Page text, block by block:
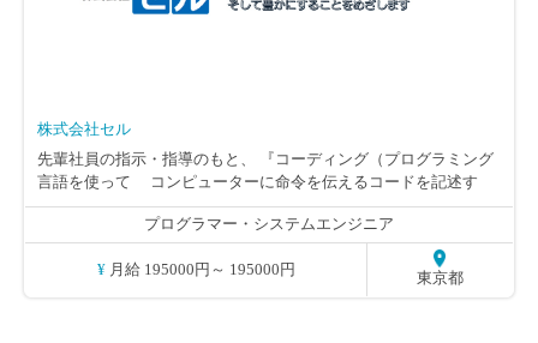
株式会社セル
先輩社員の指示・指導のもと、 『コーディング（プログラミング
言語を使って コンピューターに命令を伝えるコードを記述す
る）を行う』 作業です。 コーディング業務を通じて、 多様な知識
や経験を積み重ね、日々スキルアップすることで、 数年後には
『上流工程（システムの企画や設計）～下流工程（実際に シス
テムを構築し完成させる作業（コーディング・テスト ・リリー
ス））までの全作業の対応』 ができるスキルが身につきます。 入
プログラマー・システムエンジニア
¥ 月給 195000円～ 195000円
東京都